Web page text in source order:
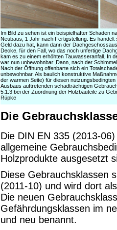
Im Bild zu sehen ist ein beispielhafter Schaden
Neubaus, 1 Jahr nach Fertigstellung. Es
Geld dazu hat, kann dann der
Decke, für den Fall, wo das noch unfertige
kam es zu einem erhöhten Tauwasseranfall. In
war nun unbewohnbar.,Dann, nach der
Nach der Öffnung offenbarte sich ein
unbewohnbar. Als baulich konstruktive
der warmen Seite) für diesen
Ausbaus auftretenden schadträchtigen
5.1.3 bei der Zuordnung der Holzbauteile zu
Rüpke
Die
Die DIN EN 335 (2013-
allgemeine
Holzprodukte ausgesetzt
Diese Gebrauchsklassen
(2011-10) und wird dort
Die neuen
Gefährdungsklassen im
und neu benannt.